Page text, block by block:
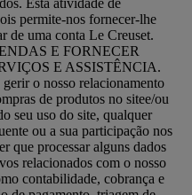
Esta atividade de
permite-nos fornecer-lhe
de uma conta Le Creuset.
E FORNECER
E ASSISTÊNCIA.
gerir o nosso relacionamento
de produtos no sitee/ou
seu uso do site, qualquer
ou a sua participação nos
que processar alguns dados
relacionados com o nosso
contabilidade, cobrança e